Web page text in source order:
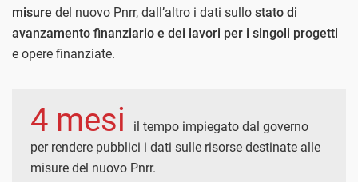
misure del nuovo Pnrr, dall’altro i dati sullo stato di
avanzamento finanziario e dei lavori per i singoli progetti
e opere finanziate.
4 mesi
il tempo impiegato dal governo
per rendere pubblici i dati sulle risorse destinate alle
misure del nuovo Pnrr.